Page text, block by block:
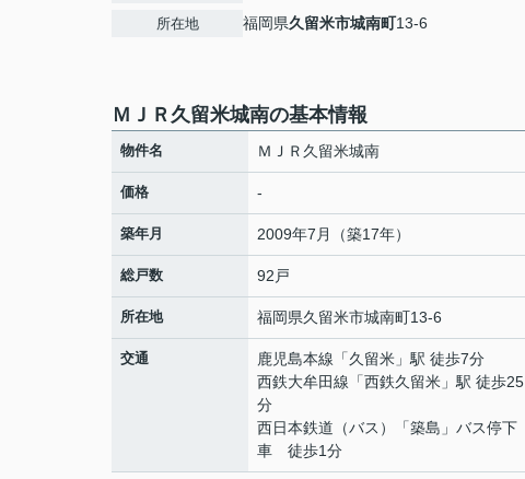
所在地 福岡県久留米市城南町13-6
ＭＪＲ久留米城南の基本情報
物件名 ＭＪＲ久留米城南
価格 -
築年月 2009年7月（築17年）
総戸数 92戸
所在地 福岡県久留米市城南町13-6
交通 鹿児島本線 「久留米 」駅 徒歩7分
西鉄大牟田線 「西鉄久留米 」駅 徒歩25
分
西日本鉄道（バス）「築島」バス停下
車 徒歩1分